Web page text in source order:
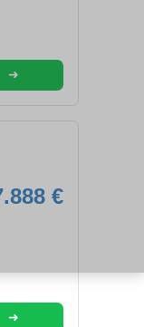
➜
€
➜